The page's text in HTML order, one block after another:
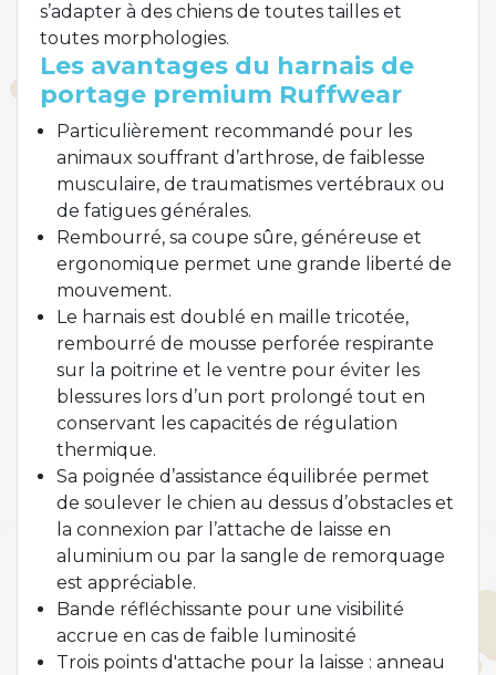
s’adapter à des chiens de toutes tailles et
toutes morphologies.
Les avantages du harnais de
portage premium Ruffwear
Particulièrement recommandé pour les
animaux souffrant d’arthrose, de faiblesse
musculaire, de traumatismes vertébraux ou
de fatigues générales.
Rembourré, sa coupe sûre, généreuse et
ergonomique permet une grande liberté de
mouvement.
Le harnais est doublé en maille tricotée,
rembourré de mousse perforée respirante
sur la poitrine et le ventre pour éviter les
blessures lors d’un port prolongé tout en
conservant les capacités de régulation
thermique.
Sa poignée d’assistance équilibrée permet
de soulever le chien au dessus d’obstacles et
la connexion par l’attache de laisse en
aluminium ou par la sangle de remorquage
est appréciable.
Bande réfléchissante pour une visibilité
accrue en cas de faible luminosité
Trois points d'attache pour la laisse : anneau